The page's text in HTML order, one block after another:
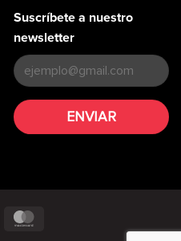
Suscríbete a nuestro
newsletter
Visa